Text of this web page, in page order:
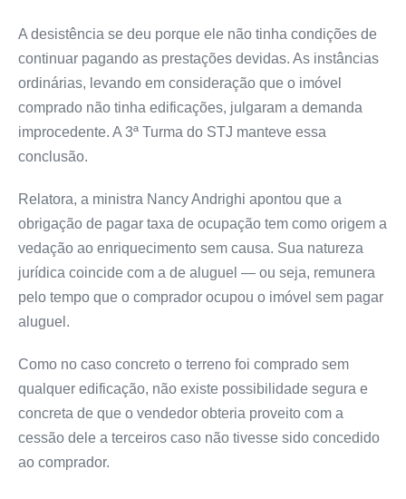
A desistência se deu porque ele não tinha condições de
continuar pagando as prestações devidas. As instâncias
ordinárias, levando em consideração que o imóvel
comprado não tinha edificações, julgaram a demanda
improcedente. A 3ª Turma do STJ manteve essa
conclusão.
Relatora, a ministra Nancy Andrighi apontou que a
obrigação de pagar taxa de ocupação tem como origem a
vedação ao enriquecimento sem causa. Sua natureza
jurídica coincide com a de aluguel — ou seja, remunera
pelo tempo que o comprador ocupou o imóvel sem pagar
aluguel.
Como no caso concreto o terreno foi comprado sem
qualquer edificação, não existe possibilidade segura e
concreta de que o vendedor obteria proveito com a
cessão dele a terceiros caso não tivesse sido concedido
ao comprador.